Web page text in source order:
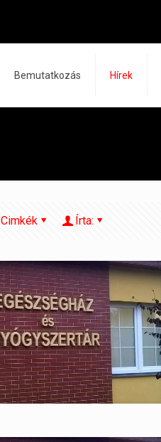
Bemutatkozás Hírek
Cimkék Írta: